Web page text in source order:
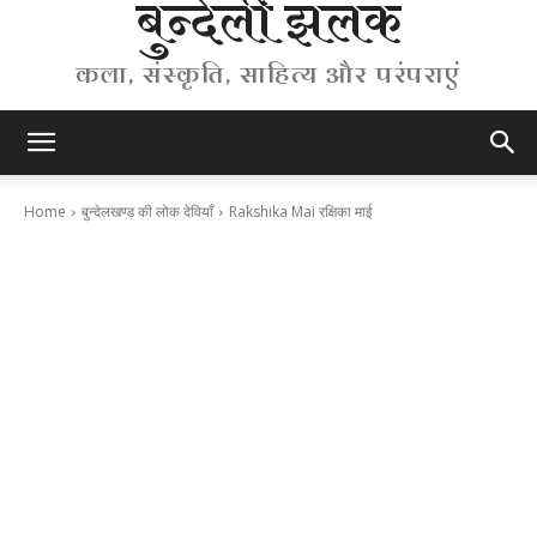
बुन्देली झलक
कला, संस्कृति, साहित्य और परंपराएं
Home बुन्देलखण्ड की लोक देवियाँ Rakshika Mai रक्षिका माई